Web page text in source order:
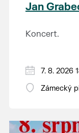
Jan
Koncert.
7. 8. 2026
Zámecký